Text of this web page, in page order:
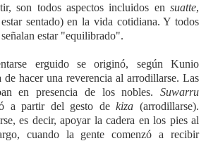
son todos aspectos incluidos en suatte,
sentado) en la vida cotidiana. Y todos
estar "equilibrado".
erguido se originó, según Kunio
de hacer una reverencia al arrodillarse. Las
en presencia de los nobles. Suwarru
a partir del gesto dekiza(arrodillarse).
es decir, apoyar la cadera en los pies al
cuando la gente comenzó a recibir